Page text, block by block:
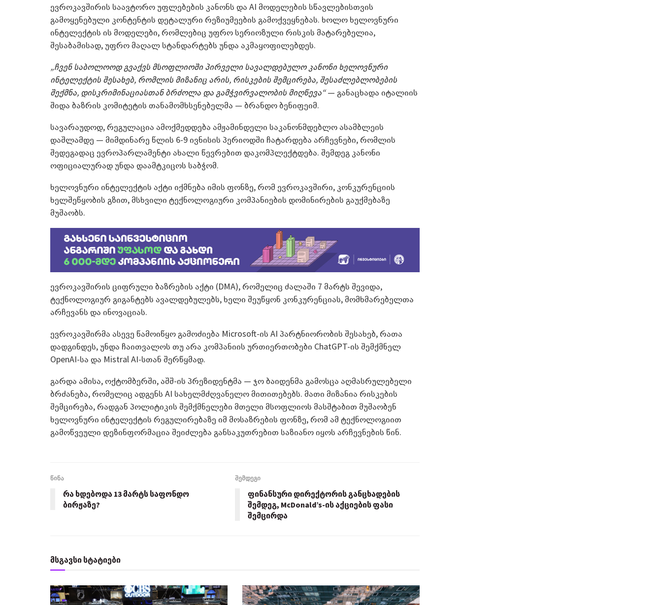
ევროკავშირის საავტორო უფლებების კანონს და AI მოდელების სწავლებისთვის
გამოყენებული კონტენტის დეტალური რეზიუმეების გამოქვეყნებას. ხოლო ხელოვნური
ინტელექტის ის მოდელები, რომლებიც უფრო სერიოზული რისკის მატარებელია,
შესაბამისად, უფრო მაღალ სტანდარტებს უნდა აკმაყოფილებდეს.
„ჩვენ საბოლოოდ გვაქვს მსოფლიოში პირველი სავალდებულო კანონი ხელოვნური
ინტელექტის შესახებ, რომლის მიზანიც არის, რისკების შემცირება, შესაძლებლობების
შექმნა, დისკრიმინაციასთან ბრძოლა და გამჭვირვალობის მიღწევა“— განაცხადა იტალიის
შიდა ბაზრის კომიტეტის თანამომხსენებელმა — ბრანდო ბენიფეიმ.
სავარაუდოდ, რეგულაცია ამოქმედდება ამჟამინდელი საკანონმდებლო ასამბლეის
დაშლამდე — მიმდინარე წლის 6-9 ივნისის პერიოდში ჩატარდება არჩევნები, რომლის
შედეგადაც ევროპარლამენტი ახალი წევრებით დაკომპლექტდება. შემდეგ კანონი
ოფიციალურად უნდა დაამტკიცოს საბჭომ.
ხელოვნური ინტელექტის აქტი იქმნება იმის ფონზე, რომ ევროკავშირი, კონკურენციის
ხელშეწყობის გზით, მსხვილი ტექნოლოგიური კომპანიების დომინირების გაუქმებაზე
მუშაობს.
ევროკავშირის ციფრული ბაზრების აქტი (DMA), რომელიც ძალაში 7 მარტს შევიდა,
ტექნოლოგიურ გიგანტებს ავალდებულებს, ხელი შეუწყონ კონკურენციას, მომხმარებელთა
არჩევანს და ინოვაციას.
ევროკავშირმა ასევე წამოიწყო გამოძიება Microsoft-ის AI პარტნიორობის შესახებ, რათა
დადგინდეს, უნდა ჩაითვალოს თუ არა კომპანიის ურთიერთობები ChatGPT-ის შემქმნელ
OpenAI-სა და Mistral AI-სთან შერწყმად.
გარდა ამისა, ოქტომბერში, აშშ-ის პრეზიდენტმა — ჯო ბაიდენმა გამოსცა აღმასრულებელი
ბრძანება, რომელიც ადგენს AI სახელმძღვანელო მითითებებს. მათი მიზანია რისკების
შემცირება, რადგან პოლიტიკის შემქმნელები მთელი მსოფლიოს მასშტაბით მუშაობენ
ხელოვნური ინტელექტის რეგულირებაზე იმ მოსაზრების ფონზე, რომ ამ ტექნოლოგიით
გამოწვეული დეზინფორმაცია შეიძლება განსაკუთრებით საზიანო იყოს არჩევნების წინ.
წინა
რა ხდებოდა 13 მარტს საფონდო
ბირჟაზე?
შემდეგი
ფინანსური დირექტორის განცხადების
შემდეგ, McDonald’s-ის აქციების ფასი
შემცირდა
მსგავსი სტატიები